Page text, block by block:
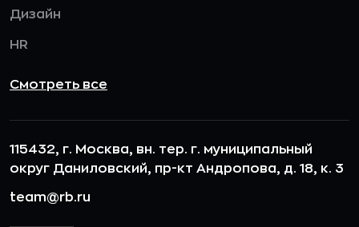
Дизайн
HR
Смотреть все
115432, г. Москва, вн. тер. г. муниципальный
округ Даниловский, пр-кт Андропова, д. 18, к. 3
team@rb.ru